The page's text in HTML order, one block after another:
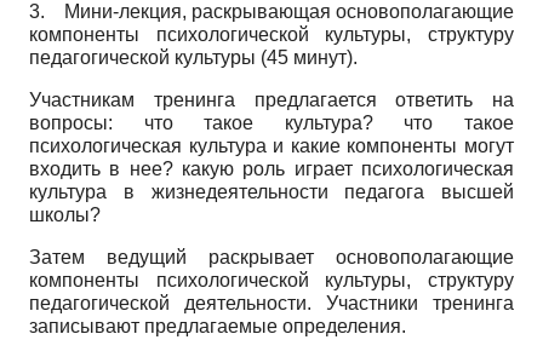
3.
Мини-лекция, раскрывающая основополагающие
компоненты психологической культуры, структуру
педагогической культуры (45 минут).
Участникам тренинга предлагается ответить на
вопросы: что такое культура? что такое
психологическая культура и какие компоненты могут
входить в нее? какую роль играет психологическая
культура в жизнедеятельности педагога высшей
школы?
Затем ведущий раскрывает основополагающие
компоненты психологической культуры, структуру
педагогической деятельности. Участники тренинга
записывают предлагаемые определения.